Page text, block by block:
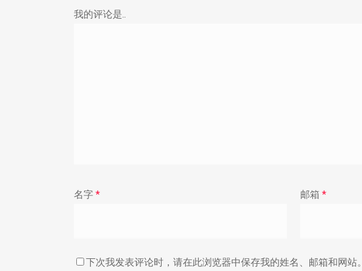
我的评论是..
名字 * 邮箱 *
下次我发表评论时，请在此浏览器中保存我的姓名、邮箱和网站。